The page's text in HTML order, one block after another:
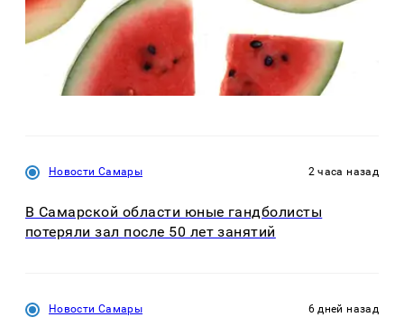
Новости Самары 2 часа назад
В Самарской области юные гандболисты
потеряли зал после 50 лет занятий
Новости Самары 6 дней назад